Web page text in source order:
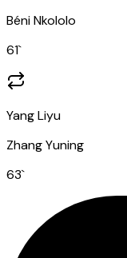
Béni Nkololo
61`
Yang Liyu
Zhang Yuning
63`